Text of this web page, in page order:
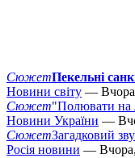
СюжетПекельні
Новини світу —
Сюжет"Полювати на
Новини України —
СюжетЗагадковий
Росія новини —